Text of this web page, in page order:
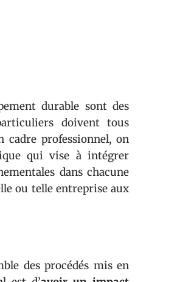
durable sont des
doivent tous
cadre professionnel, on
qui vise à intégrer
dans chacune
ou telle entreprise aux
des procédés mis en